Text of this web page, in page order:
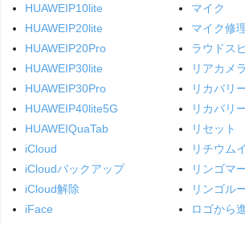
HUAWEIP10lite
HUAWEIP20lite
HUAWEIP20Pro
HUAWEIP30lite
HUAWEIP30Pro
HUAWEIP40lite5G
HUAWEIQuaTab
iCloud
iCloudバックアップ
iCloud解除
iFace
マイク
マイク修
ラウドス
リアカメ
リカバリ
リカバリ
リセット
リチウム
リンゴマ
リンゴル
ロゴから